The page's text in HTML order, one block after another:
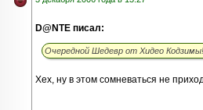
D@NTE писал:
Очередной Шедевр от Хидео
Хех, ну в этом сомневаться не